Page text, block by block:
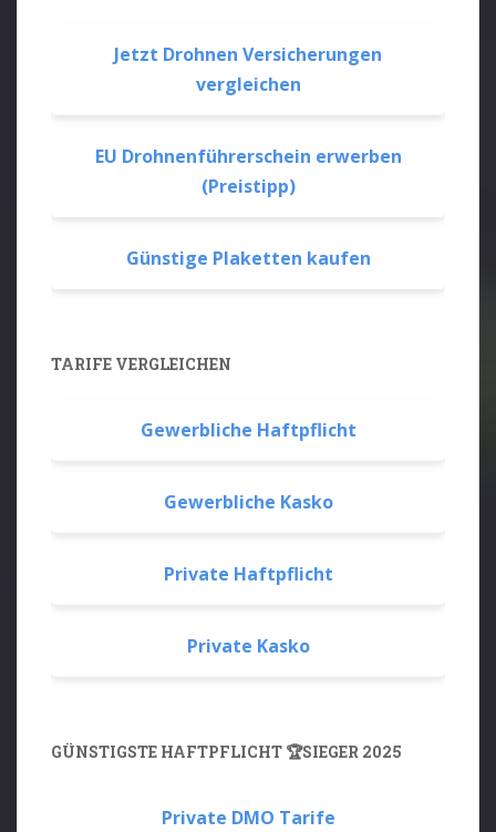
Jetzt Drohnen Versicherungen
vergleichen
EU Drohnenführerschein erwerben
(Preistipp)
Günstige Plaketten kaufen
TARIFE VERGLEICHEN
Gewerbliche Haftpflicht
Gewerbliche Kasko
Private Haftpflicht
Private Kasko
GÜNSTIGSTE HAFTPFLICHT 🏆SIEGER 2025
Private DMO Tarife